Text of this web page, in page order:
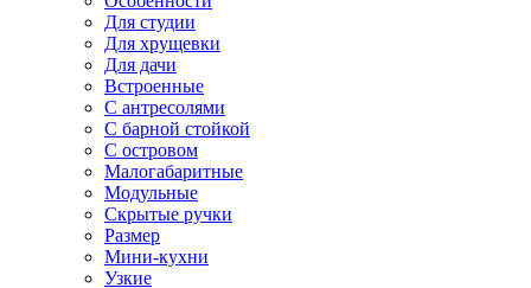
Для студии
Для хрущевки
Для дачи
Встроенные
С антресолями
С барной стойкой
С островом
Малогабаритные
Модульные
Скрытые ручки
Размер
Мини-кухни
Узкие